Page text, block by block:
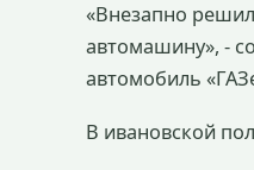
«Внезапно
автомашину», -
автомобиль
В ивановской